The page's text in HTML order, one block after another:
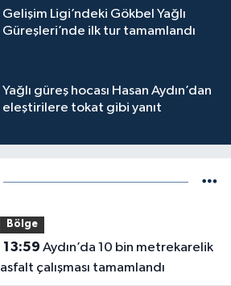
Gelişim Ligi’ndeki Gökbel Yağlı
Güreşleri’nde ilk tur tamamlandı
Yağlı güreş hocası Hasan Aydın’dan
eleştirilere tokat gibi yanıt
Bölge
13:59
asfalt çalışması tamamlandı